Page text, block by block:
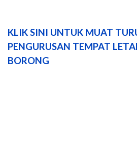
KLIK SINI UNTUK MUAT
PENGURUSAN TEMPAT
BORONG